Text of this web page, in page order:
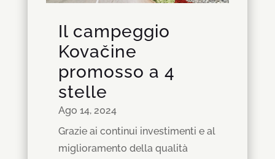
Il campeggio
Kovačine
promosso a 4
stelle
Ago 14, 2024
Grazie ai continui investimenti e al
miglioramento della qualità